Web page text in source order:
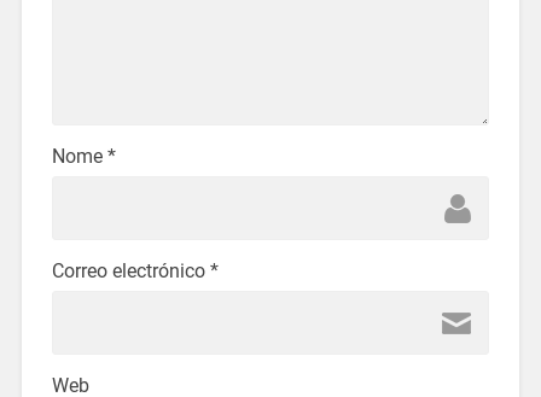
Nome *
Correo electrónico *
Web